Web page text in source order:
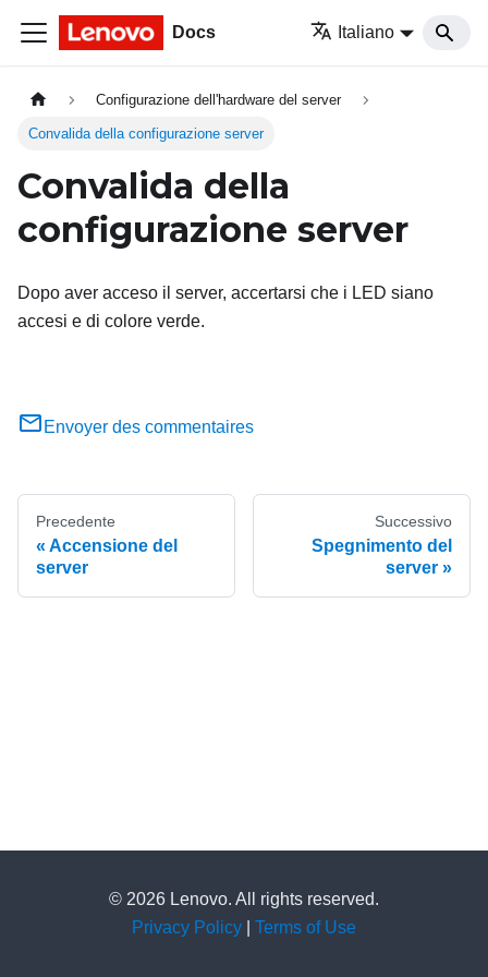
Docs Italiano
Configurazione dell'hardware del server
Convalida della configurazione server
Convalida della
configurazione server
Dopo aver acceso il server, accertarsi che i LED siano
accesi e di colore verde.
Envoyer des commentaires
Precedente
Accensione del
server
Successivo
Spegnimento del
server
© 2026 Lenovo. All rights reserved.
Privacy Policy
Terms of Use